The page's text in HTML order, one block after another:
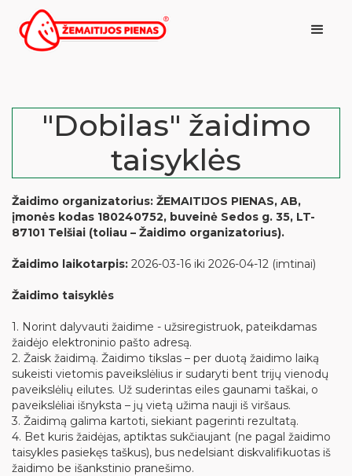
"Dobilas" žaidimo
taisyklės
Žaidimo organizatorius: ŽEMAITIJOS PIENAS, AB,
įmonės kodas 180240752, buveinė Sedos g. 35, LT-
87101 Telšiai (toliau – Žaidimo organizatorius).
Žaidimo laikotarpis: 2026-03-16 iki 2026-04-12 (imtinai)
Žaidimo taisyklės
1. Norint dalyvauti žaidime - užsiregistruok, pateikdamas
žaidėjo elektroninio pašto adresą.
2. Žaisk žaidimą. Žaidimo tikslas – per duotą žaidimo laiką
sukeisti vietomis paveikslėlius ir sudaryti bent trijų vienodų
paveikslėlių eilutes. Už suderintas eiles gaunami taškai, o
paveikslėliai išnyksta – jų vietą užima nauji iš viršaus.
3. Žaidimą galima kartoti, siekiant pagerinti rezultatą.
4. Bet kuris žaidėjas, aptiktas sukčiaujant (ne pagal žaidimo
taisykles pasiekęs taškus), bus nedelsiant diskvalifikuotas iš
žaidimo be išankstinio pranešimo.